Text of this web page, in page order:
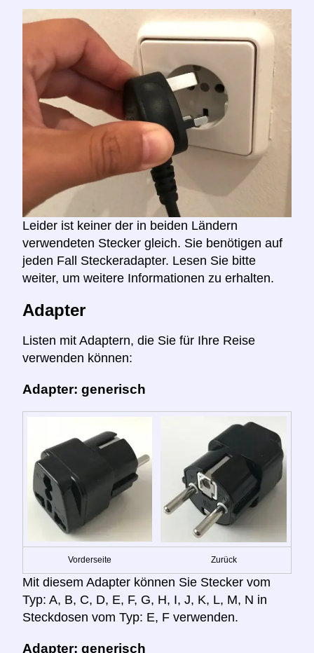
Leider ist keiner der in beiden Ländern
verwendeten Stecker gleich. Sie benötigen auf
jeden Fall Steckeradapter. Lesen Sie bitte
weiter, um weitere Informationen zu erhalten.
Adapter
Listen mit Adaptern, die Sie für Ihre Reise
verwenden können:
Adapter: generisch
Vorderseite Zurück
Mit diesem Adapter können Sie Stecker vom
Typ: A, B, C, D, E, F, G, H, I, J, K, L, M, N in
Steckdosen vom Typ: E, F verwenden.
Adapter: generisch